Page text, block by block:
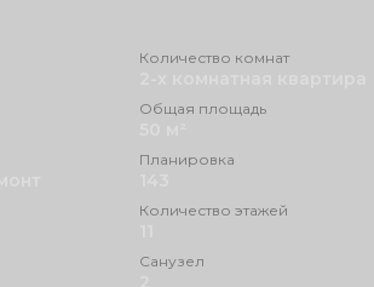
Количество комнат
Общая площадь
Планировка
Количество этажей
Санузел